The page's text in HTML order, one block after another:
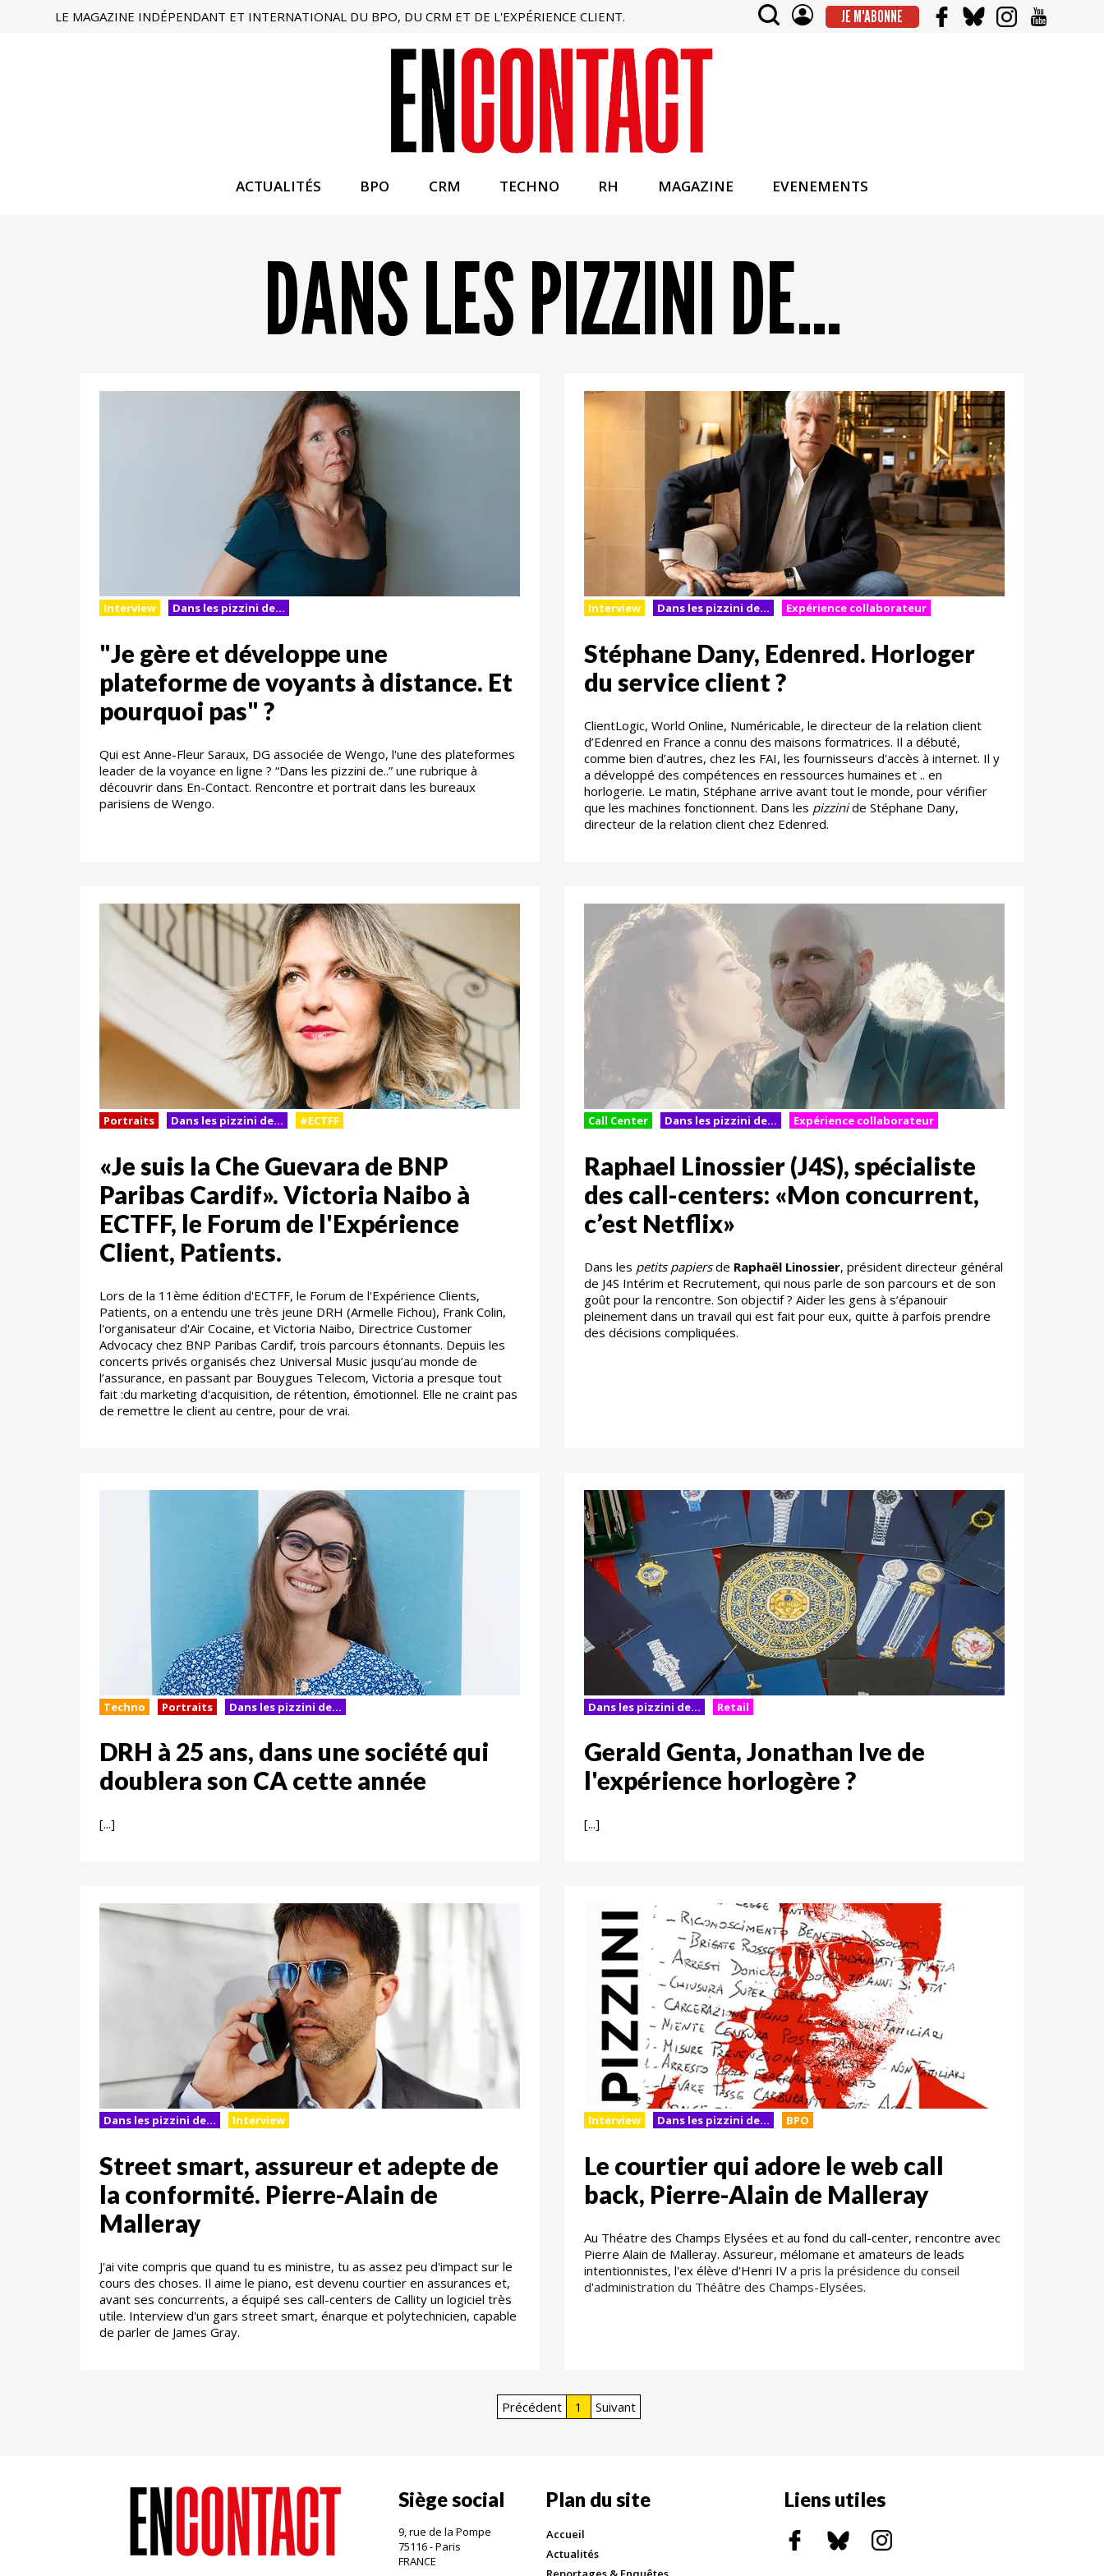
LE MAGAZINE INDÉPENDANT ET INTERNATIONAL DU BPO, DU CRM ET DE L'EXPÉRIENCE CLIENT. JE M'ABONNE
ACTUALITÉS BPO CRM TECHNO RH MAGAZINE EVENEMENTS
DANS LES PIZZINI DE...
Interview Dans les pizzini de...
"Je gère et développe une
plateforme de voyants à distance. Et
pourquoi pas" ?
Qui est Anne-Fleur Saraux, DG associée de Wengo, l'une des plateformes
leader de la voyance en ligne ? “Dans les pizzini de..” une rubrique à
découvrir dans En-Contact. Rencontre et portrait dans les bureaux
parisiens de Wengo.
Interview Dans les pizzini de... Expérience collaborateur
Stéphane Dany, Edenred. Horloger
du service client ?
ClientLogic, World Online, Numéricable, le directeur de la relation client
d’Edenred en France a connu des maisons formatrices. Il a débuté,
comme bien d’autres, chez les FAI, les fournisseurs d'accès à internet. Il y
a développé des compétences en ressources humaines et .. en
horlogerie. Le matin, Stéphane arrive avant tout le monde, pour vérifier
que les machines fonctionnent. Dans les pizzinide Stéphane Dany,
directeur de la relation client chez Edenred.
Portraits Dans les pizzini de... #ECTFF
«Je suis la Che Guevara de BNP
Paribas Cardif». Victoria Naibo à
ECTFF, le Forum de l'Expérience
Client, Patients.
Lors de la 11ème édition d'ECTFF, le Forum de l'Expérience Clients,
Patients, on a entendu une très jeune DRH (Armelle Fichou), Frank Colin,
l'organisateur d'Air Cocaine, et Victoria Naibo, Directrice Customer
Advocacy chez BNP Paribas Cardif, trois parcours étonnants. Depuis les
concerts privés organisés chez Universal Music jusqu’au monde de
l’assurance, en passant par Bouygues Telecom, Victoria a presque tout
fait :du marketing d'acquisition, de rétention, émotionnel. Elle ne craint pas
de remettre le client au centre, pour de vrai.
Call Center Dans les pizzini de... Expérience collaborateur
Raphael Linossier (J4S), spécialiste
des call-centers: «Mon concurrent,
c’est Netflix»
Dans les petits papiersde Raphaël Linossier, président directeur général
de J4S Intérim et Recrutement, qui nous parle de son parcours et de son
goût pour la rencontre. Son objectif ? Aider les gens à s’épanouir
pleinement dans un travail qui est fait pour eux, quitte à parfois prendre
des décisions compliquées.
Techno Portraits Dans les pizzini de...
DRH à 25 ans, dans une société qui
doublera son CA cette année
[...]
Dans les pizzini de... Retail
Gerald Genta, Jonathan Ive de
l'expérience horlogère ?
[...]
Dans les pizzini de... Interview
Street smart, assureur et adepte de
la conformité. Pierre-Alain de
Malleray
J'ai vite compris que quand tu es ministre, tu as assez peu d'impact sur le
cours des choses. Il aime le piano, est devenu courtier en assurances et,
avant ses concurrents, a équipé ses call-centers de Callity un logiciel très
utile. Interview d'un gars street smart, énarque et polytechnicien, capable
de parler de James Gray.
Interview Dans les pizzini de... BPO
Le courtier qui adore le web call
back, Pierre-Alain de Malleray
Au Théatre des Champs Elysées et au fond du call-center, rencontre avec
Pierre Alain de Malleray. Assureur, mélomane et amateurs de leads
intentionnistes, l'ex élève d'Henri IV a pris la présidence du conseil
d'administration du Théâtre des Champs-Elysées.
Précédent 1 Suivant
Siège social
9, rue de la Pompe
75116 - Paris
FRANCE
Plan du site
Accueil
Actualités
Liens utiles